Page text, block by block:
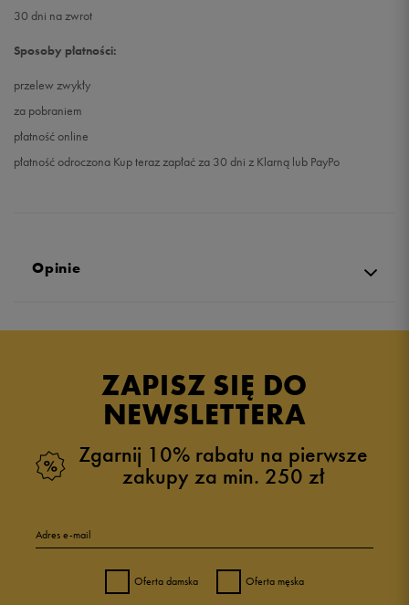
30 dni na zwrot
Sposoby płatności:
przelew zwykły
za pobraniem
płatność online
płatność odroczona Kup teraz zapłać za 30 dni z Klarną lub PayPo
Opinie
5.0
zebranych i zweryfikowanych przez
4 0%
ZAPISZ SIĘ DO
NEWSLETTERA
Zgarnij 10% rabatu na pierwsze
zakupy za min. 250 zł
Adres e-mail
Oferta damska Oferta męska